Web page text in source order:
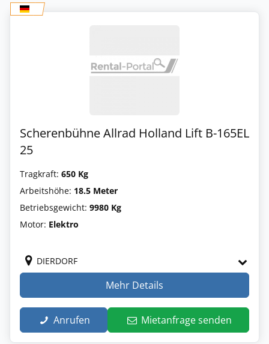
Scherenbühne Allrad Holland Lift B-165EL
25
Tragkraft: 650 Kg
Arbeitshöhe: 18.5 Meter
Betriebsgewicht: 9980 Kg
Motor: Elektro
DIERDORF
Mehr Details
Anrufen Mietanfrage senden